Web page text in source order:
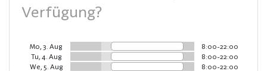
Verfügung?
Mo, 3. Aug
8:00-22:00
Tu, 4. Aug
8:00-22:00
We, 5. Aug
8:00-22:00